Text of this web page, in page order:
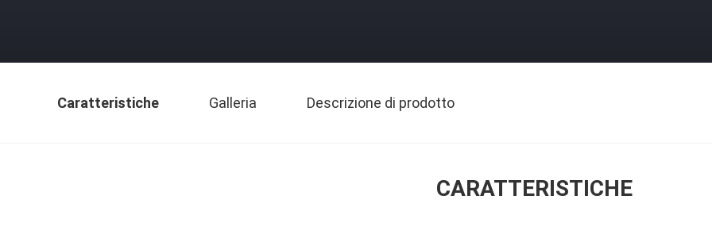
Caratteristiche Galleria Descrizione di prodotto
CARATTERISTICHE